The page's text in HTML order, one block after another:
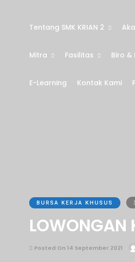
Tentang SMK KRIAN 2
Mitra Fasilitas Biro &
E-Learning Kontak Kami
BURSA KERJA KHUSUS
LOWONGAN
Posted On 14 September 2021